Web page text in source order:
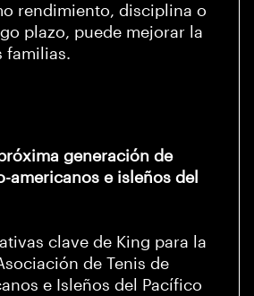
rendimiento, disciplina o
plazo, puede mejorar la
familias.
generación de
americanos e isleños del
clave de King para la
de Tenis de
e Isleños del Pacífico